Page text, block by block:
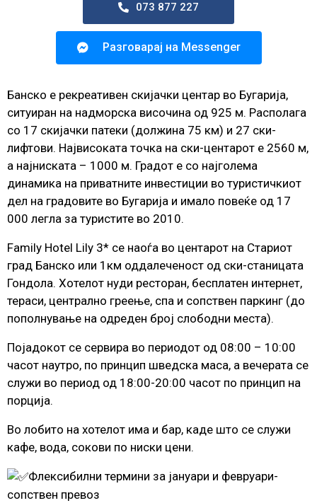
073 877 227
Разговарај на Messenger
Банско e рекреативен скијачки центар во Бугарија,
ситуиран на надморска височина од 925 м. Располага
со 17 скијачки патеки (должина 75 км) и 27 ски-
лифтови. Наjвисоката точка на ски-центарот е 2560 м,
а наjниската – 1000 м. Градот е со наjголeма
динамика на приватните инвестиции во туристичкиот
дел на градовите во Бугарија и имало повеќе од 17
000 легла за туристите во 2010.
Family Hotel Lily 3* се наоѓа во центарот на Стариот
град Банско или 1км оддалеченост од ски-станицата
Гондола. Хотелот нуди ресторан, бесплатен интернет,
тераси, централно греење, спа и сопствен паркинг (до
пополнување на одреден број слободни места).
Појадокот се сервира во периодот од 08:00 – 10:00
часот наутро, по принцип шведска маса, а вечерата се
служи во период од 18:00-20:00 часот по принцип на
порција.
Во лобито на хотелот има и бар, каде што се служи
кафе, вода, сокови по ниски цени.
Флексибилни термини за јануари и февруари-
сопствен превоз